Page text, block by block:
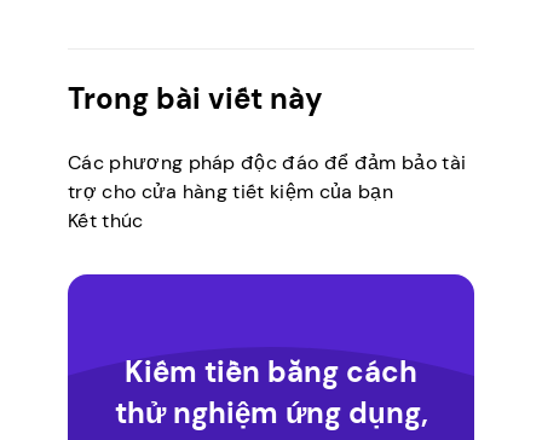
Trong bài viết này
Các phương pháp độc đáo để đảm bảo tài
trợ cho cửa hàng tiết kiệm của bạn
Kết thúc
Kiếm tiền bằng cách
thử nghiệm ứng dụng,